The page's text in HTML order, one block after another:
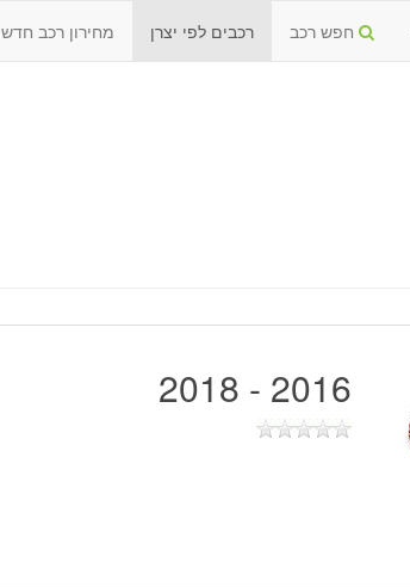
חפש רכב רכבים לפי יצרן מחירון רכב חדש
2016 - 2018